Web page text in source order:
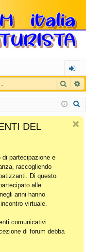
og
in
Cerca
DEL
partecipazione e
raccogliendo
Di questo
alle
anni hanno
virtuale.
comunicativi
di forum debba